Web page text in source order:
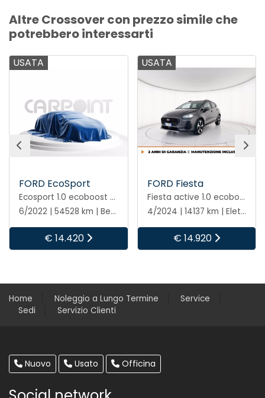
Altre Crossover con prezzo simile che
potrebbero interessarti
USATA
FORD EcoSport
Ecosport 1.0 ecoboost st-line s&s 125cv my20.25
6/2022 | 54528 km | Benzina | Manuale
€ 14.420
USATA
FORD Fiesta
Fiesta active 1.0 ecoboost h 125cv
4/2024 | 14137 km | Elettrica/benzina | Manuale
€ 14.920
Home Noleggio a Lungo Termine
Service
Sedi
Servizio Clienti
Nuovo Usato Officina